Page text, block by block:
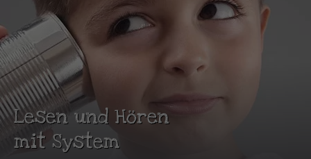
Lesen und Hören
mit System